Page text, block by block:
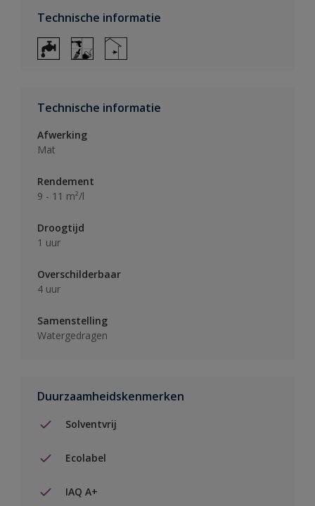
Technische informatie
Technische informatie
Afwerking
Mat
Rendement
9 - 11 m²/l
Droogtijd
1 uur
Overschilderbaar
4 uur
Samenstelling
Watergedragen
Duurzaamheidskenmerken
Solventvrij
Ecolabel
IAQ A+